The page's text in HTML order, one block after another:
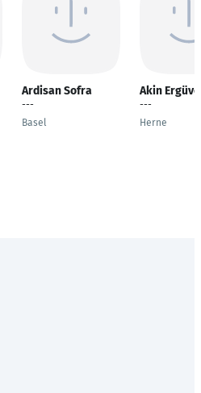
Ardisan Sofra
---
Basel
Akin Ergüven
---
Herne